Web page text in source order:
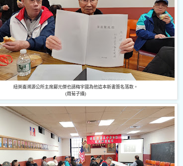
紐英崙溯源公所主席鄺元傑也請梅宇國為他這本新書簽名落款。
(周菊子攝)